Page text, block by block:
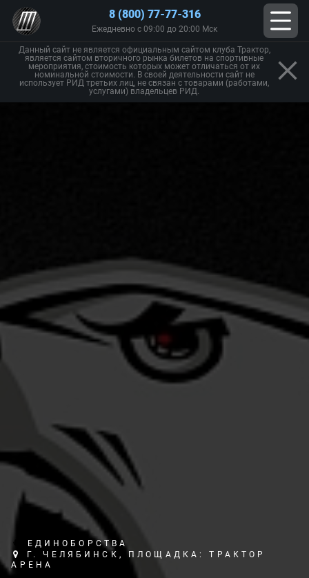
8 (800) 77-77-316
Ежедневно с 09:00 до 20:00 Мск
Данный сайт не является официальным сайтом клуба Трактор,
является сайтом вторичного рынка билетов на спортивные
мероприятия, стоимость которых может отличаться от их
номинальной стоимости. В своей деятельности сайт не
использует РИД третьих лиц, не связан с товарами (работами,
услугами) владельцев РИД.
ЕДИНОБОРСТВА
Г. ЧЕЛЯБИНСК, ПЛОЩАДКА: ТРАКТОР
АРЕНА